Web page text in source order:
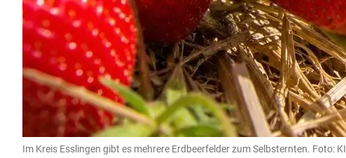
Im Kreis Esslingen gibt es mehrere Erdbeerfelder zum Selbsternten. Foto: KI